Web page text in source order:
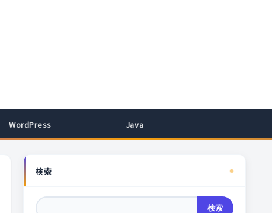
WordPress Java
検索
検索